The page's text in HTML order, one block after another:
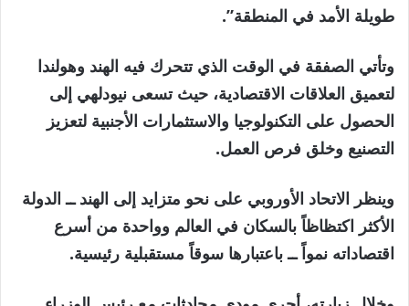
طويلة الأمد في المنطقة”.
وتأتي الصفقة في الوقت الذي تتحرك فيه الهند وهولندا
لتعميق العلاقات الاقتصادية، حيث تسعى نيودلهي إلى
الحصول على التكنولوجيا والاستثمارات الأجنبية لتعزيز
التصنيع وخلق فرص العمل.
وينظر الاتحاد الأوروبي على نحو متزايد إلى الهند ــ الدولة
الأكثر اكتظاظاً بالسكان في العالم وواحدة من أسرع
اقتصاداته نمواً ــ باعتبارها سوقاً مستقبلية رئيسية.